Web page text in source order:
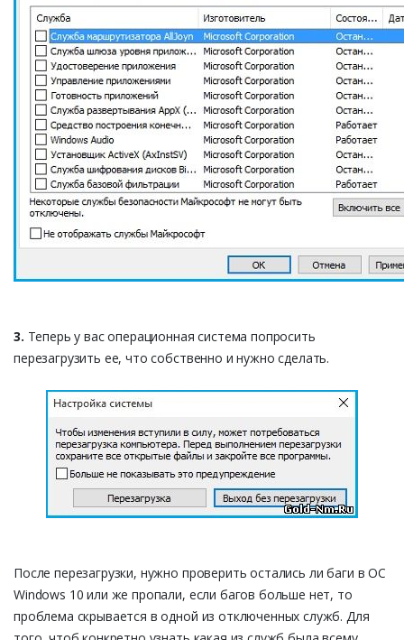
3. Теперь у вас операционная система попросить
перезагрузить ее, что собственно и нужно сделать.
После перезагрузки, нужно проверить остались ли баги в ОС
Windows 10 или же пропали, если багов больше нет, то
проблема скрывается в одной из отключенных служб. Для